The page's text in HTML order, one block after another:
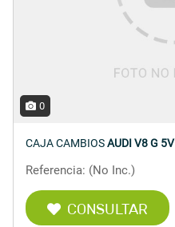
0
CAJA CAMBIOSAUDI V8 G 5V
Referencia: (No Inc.)
CONSULTAR